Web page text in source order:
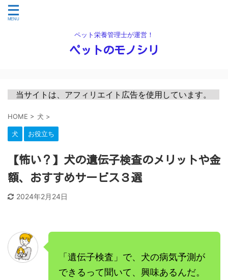
ペット栄養管理士が運営！
ペットのモノシリ
当サイトは、アフィリエイト広告を使用しています。
HOME > 犬 >
犬 お役立ち
【怖い？】犬の遺伝子検査のメリットや金
額、おすすめサービス３選
2024年2月24日
「遺伝子検査」で、犬の病気予測が
できるって聞いて、興味あるんだ。